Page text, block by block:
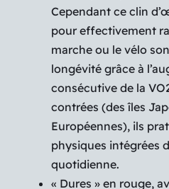
Cependant ce clin
pour effectivement
marche ou le vélo
longévité grâce à
consécutive de la
contrées (des îles
Européennes), ils
physiques intégrées
quotidienne.
« Dures » en rouge,